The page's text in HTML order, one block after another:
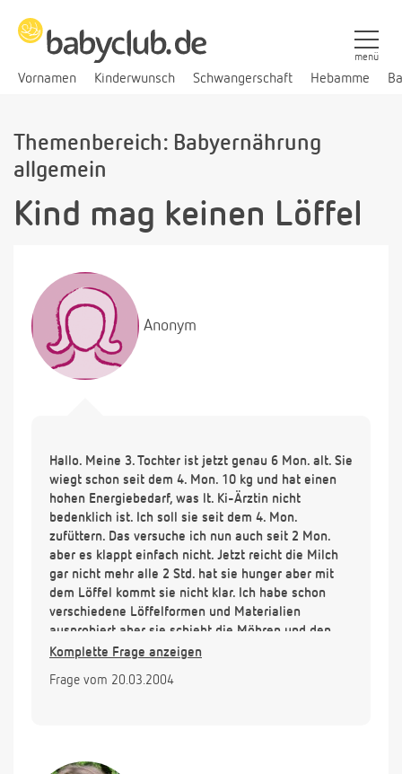
Vornamen Kinderwunsch Schwangerschaft Hebamme
menü
Themenbereich: Babyernährung
allgemein
Kind mag keinen Löffel
Anonym
Hallo. Meine 3. Tochter ist jetzt genau 6 Mon. alt. Sie
wiegt schon seit dem 4. Mon. 10 kg und hat einen
hohen Energiebedarf, was lt. Ki-Ärztin nicht
bedenklich ist. Ich soll sie seit dem 4. Mon.
zufüttern. Das versuche ich nun auch seit 2 Mon.
aber es klappt einfach nicht. Jetzt reicht die Milch
gar nicht mehr alle 2 Std. hat sie hunger aber mit
dem Löffel kommt sie nicht klar. Ich habe schon
verschiedene Löffelformen und Materialien
ausprobiert aber sie schiebt die Möhren und den
Brei mit der Zunge wieder raus. Nach 10 Min. hat
beiden anderen Töchter hatten mit 6 Mon. keine
Komplette Frage anzeigen
Frage vom 20.03.2004